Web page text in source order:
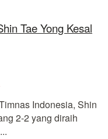
Tae Yong Kesal
Indonesia, Shin
2-2 yang diraih